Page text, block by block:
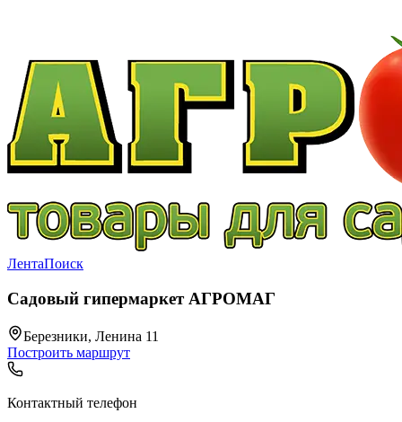
ЛентаПоиск
Садовый гипермаркет АГРОМАГ
Березники, Ленина 11
Построить маршрут
Контактный телефон